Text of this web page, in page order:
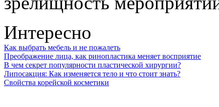
Интересно
Как выбрать мебель и не пожалеть
Преображение лица, как ринопластика меняет восприятие
В чем секрет популярности пластической хирургии?
Липосакция: Как изменяется тело и что стоит знать?
Свойства корейской косметики